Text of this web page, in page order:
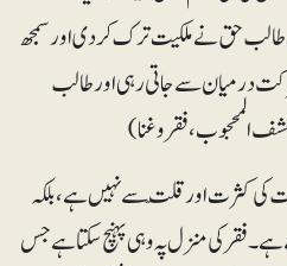
حق نے ملکیت ترک کردی اور سمجھ
شرکت درمیان سے جاتی رہی اور طالب
المحجوب، فقروغنا)
کی کثرت اور قلّت سے نہیں ہے، بلکہ
کی منزل پہ وہی پہنچ سکتا ہے جس